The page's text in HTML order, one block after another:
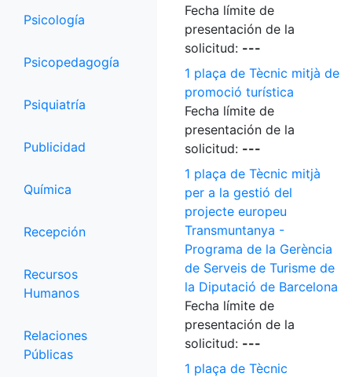
Psicología
Psicopedagogía
Psiquiatría
Publicidad
Química
Recepción
Recursos
Humanos
Relaciones
Públicas
Fecha límite de
presentación de la
solicitud: ---
1 plaça de Tècnic mitjà de
promoció turística
Fecha límite de
presentación de la
solicitud: ---
1 plaça de Tècnic mitjà
per a la gestió del
projecte europeu
Transmuntanya -
Programa de la Gerència
de Serveis de Turisme de
la Diputació de Barcelona
Fecha límite de
presentación de la
solicitud: ---
1 plaça de Tècnic